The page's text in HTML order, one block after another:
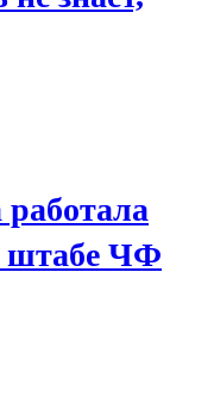
штабе ЧФ